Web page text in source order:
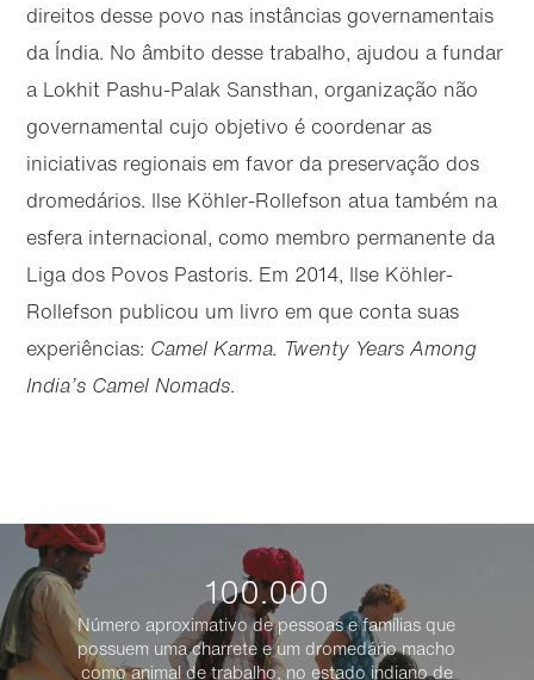
direitos desse povo nas instâncias governamentais
da Índia. No âmbito desse trabalho, ajudou a fundar
a Lokhit Pashu-Palak Sansthan, organização não
governamental cujo objetivo é coordenar as
iniciativas regionais em favor da preservação dos
dromedários. Ilse Köhler-Rollefson atua também na
esfera internacional, como membro permanente da
Liga dos Povos Pastoris. Em 2014, Ilse Köhler-
Rollefson publicou um livro em que conta suas
experiências: Camel Karma. Twenty Years Among
India’s Camel Nomads.
100.000
Número aproximativo de pessoas e famílias que
possuem uma charrete e um dromedário macho
como animal de trabalho, no estado indiano de